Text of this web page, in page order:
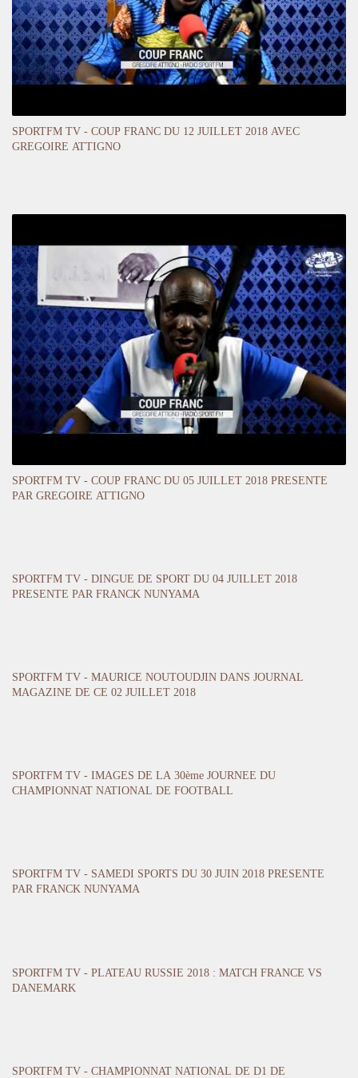
SPORTFM TV - COUP FRANC DU 12 JUILLET 2018 AVEC
GREGOIRE ATTIGNO
SPORTFM TV - COUP FRANC DU 05 JUILLET 2018 PRESENTE
PAR GREGOIRE ATTIGNO
SPORTFM TV - DINGUE DE SPORT DU 04 JUILLET 2018
PRESENTE PAR FRANCK NUNYAMA
SPORTFM TV - MAURICE NOUTOUDJIN DANS JOURNAL
MAGAZINE DE CE 02 JUILLET 2018
SPORTFM TV - IMAGES DE LA 30ème JOURNEE DU
CHAMPIONNAT NATIONAL DE FOOTBALL
SPORTFM TV - SAMEDI SPORTS DU 30 JUIN 2018 PRESENTE
PAR FRANCK NUNYAMA
SPORTFM TV - PLATEAU RUSSIE 2018 : MATCH FRANCE VS
DANEMARK
SPORTFM TV - CHAMPIONNAT NATIONAL DE D1 DE